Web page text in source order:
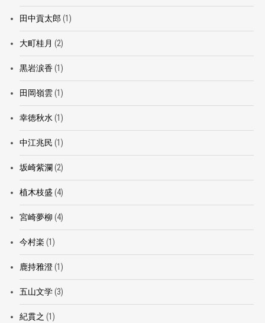
田中貢太郎 (1)
大町桂月 (2)
黒岩涙香(1)
田岡嶺雲(1)
幸徳秋水 (1)
中江兆民 (1)
坂崎紫瀾 (2)
植木枝盛 (4)
宮崎夢柳 (4)
今村楽 (1)
鹿持雅澄(1)
五山文学(3)
紀貫之 (1)